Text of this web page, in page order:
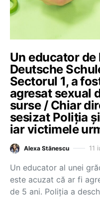
Un educator
Deutsche
Sectorul 1, a
agresat sexual
surse / Chiar
sesizat Poliția
iar victimele
Alexa Stănescu 11
Un educator al unei
este acuzat că ar fi
de 5 ani. Poliția a